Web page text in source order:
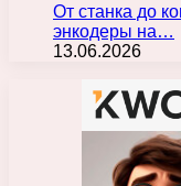
От станка до
энкодеры на…
13.06.2026